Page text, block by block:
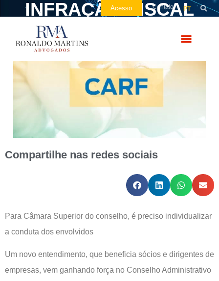
Acesso Contato PT
INFRAÇÃO FISCAL
Compartilhe nas redes sociais
Para Câmara Superior do conselho, é preciso individualizar
a conduta dos envolvidos
Um novo entendimento, que beneficia sócios e dirigentes de
empresas, vem ganhando força no Conselho Administrativo